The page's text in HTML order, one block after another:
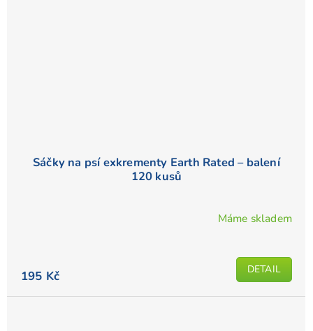
Sáčky na psí exkrementy Earth Rated – balení
120 kusů
je
Máme skladem
195 Kč DETAIL